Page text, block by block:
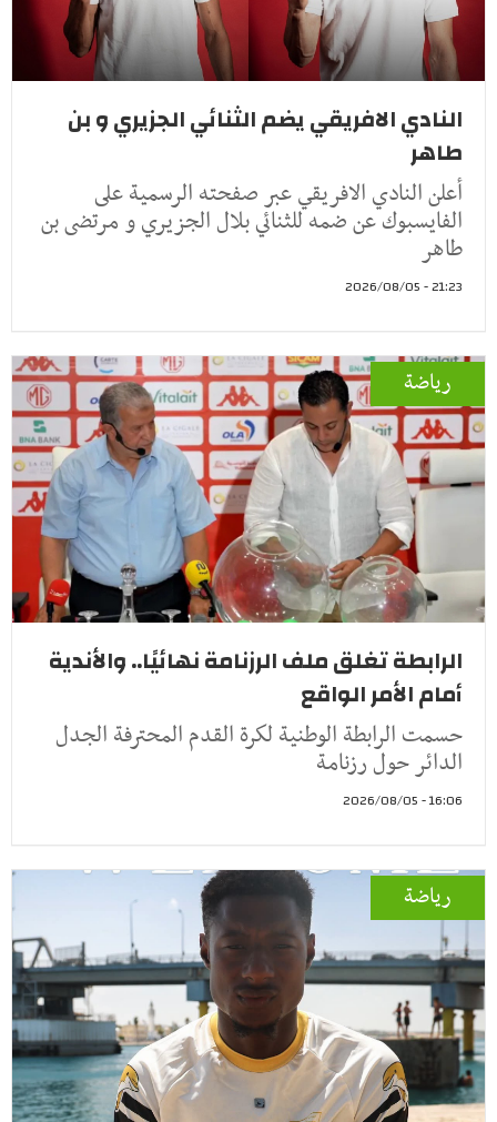
النادي الافريقي يضم الثنائي الجزيري و بن
طاهر
أعلن النادي الافريقي عبر صفحته الرسمية على
الفايسبوك عن ضمه للثنائي بلال الجزيري و مرتضى بن
طاهر
21:23 - 2026/08/05
رياضة
الرابطة تغلق ملف الرزنامة نهائيًا.. والأندية
أمام الأمر الواقع
حسمت الرابطة الوطنية لكرة القدم المحترفة الجدل
الدائر حول رزنامة
16:06 - 2026/08/05
رياضة